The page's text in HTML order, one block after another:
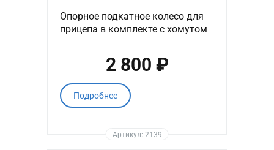
Опорное подкатное колесо для
прицепа в комплекте с хомутом
2 800 ₽
Подробнее
Артикул: 2139